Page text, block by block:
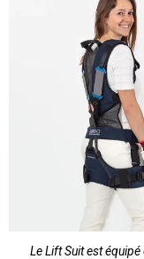
Le Lift Suit est